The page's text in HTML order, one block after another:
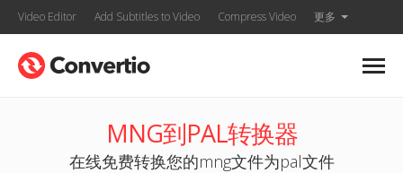
Video Editor Add Subtitles to Video Compress Video 更多
MNG到PAL转换器
在线免费转换您的mng文件为pal文件